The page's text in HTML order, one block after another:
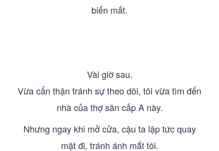
biến mất.
Vài giờ sau.
Vừa cẩn thận tránh sự theo dõi, tôi vừa tìm đến
nhà của thợ săn cấp A này.
Nhưng ngay khi mở cửa, cậu ta lập tức quay
mặt đi, tránh ánh mắt tôi.